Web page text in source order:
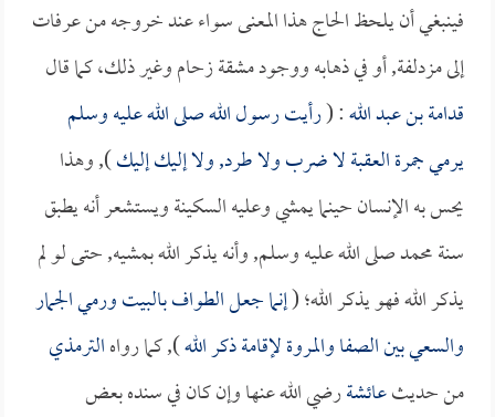
فينبغي أن يلحظ الحاج هذا المعنى سواء عند خروجه من عرفات
إلى مزدلفة, أو في ذهابه ووجود مشقة زحام وغير ذلك، كما قال
قدامة بن عبد الله: (رأيت رسول الله صلى الله عليه وسلم
يرمي جمرة العقبة لا ضرب ولا طرد, ولا إليك إليك), وهذا
يحس به الإنسان حينما يمشي وعليه السكينة ويستشعر أنه يطبق
سنة محمد صلى الله عليه وسلم, وأنه يذكر الله بمشيه, حتى لو لم
يذكر الله فهو يذكر الله؛ (إنما جعل الطواف بالبيت ورمي الجمار
والسعي بين الصفا والمروة لإقامة ذكر الله), كما رواهالترمذي
من حديثعائشةرضي الله عنها وإن كان في سنده بعض